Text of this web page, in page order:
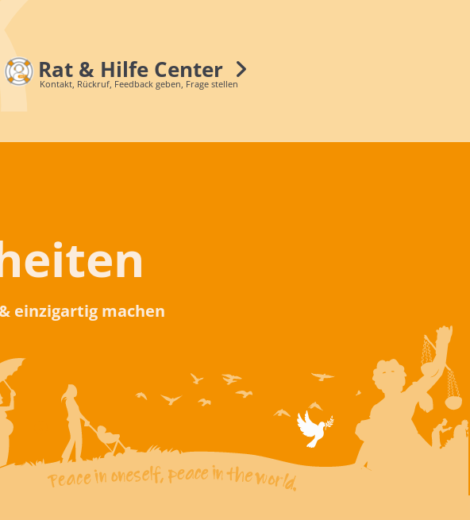
Rat & Hilfe Center
Kontakt, Rückruf, Feedback geben, Frage stellen
einzigartig machen